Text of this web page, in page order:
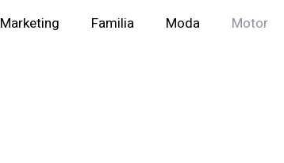
Marketing Familia Moda Motor